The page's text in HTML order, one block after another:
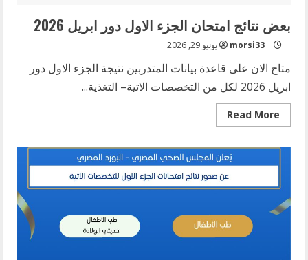
بعض نتائج امتحان الجزء الاول دور ابريل 2026
morsi33 يونيو 29, 2026
متاح الان على قاعدة بيانات المتدربين نتيجة الجزء الاول دور
ابريل 2026 لكل من التخصصات الاتية– التغذية...
Read More
Read
more
نتائج
امتحان
الجزء
الاول
دور